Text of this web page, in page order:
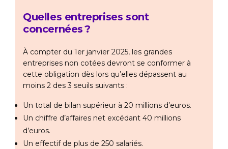
Quelles entreprises sont
concernées ?
À compter du 1er janvier 2025, les grandes
entreprises non cotées devront se conformer à
cette obligation dès lors qu’elles dépassent au
moins 2 des 3 seuils suivants :
Un total de bilan supérieur à 20 millions d’euros.
Un chiffre d’affaires net excédant 40 millions
d’euros.
Un effectif de plus de 250 salariés.